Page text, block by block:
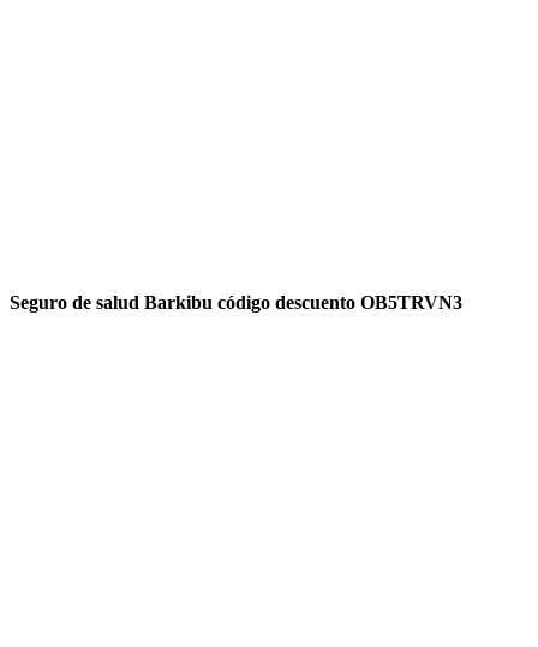
Seguro de salud Barkibu código descuento OB5TRVN3